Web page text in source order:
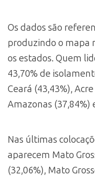
Os dados são
produzindo o mapa
os estados. Quem
43,70% de
Ceará (43,43%),
Amazonas (37,84%)
Nas últimas
aparecem Mato
(32,06%), Mato